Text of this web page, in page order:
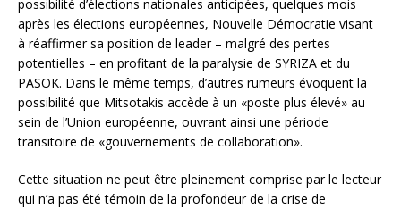
possibilité d’élections nationales anticipées, quelques mois
après les élections européennes, Nouvelle Démocratie visant
à réaffirmer sa position de leader – malgré des pertes
potentielles – en profitant de la paralysie de SYRIZA et du
PASOK. Dans le même temps, d’autres rumeurs évoquent la
possibilité que Mitsotakis accède à un «poste plus élevé» au
sein de l’Union européenne, ouvrant ainsi une période
transitoire de «gouvernements de collaboration».
Cette situation ne peut être pleinement comprise par le lecteur
qui n’a pas été témoin de la profondeur de la crise de